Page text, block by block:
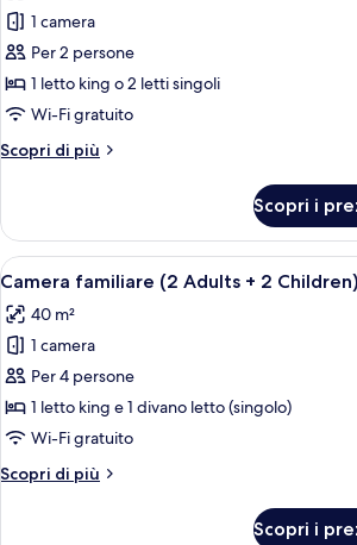
Bed
Ad
+
Ch)
foto
per
Camera
familiare
1 camera
Per 2 persone
1 letto king o 2 letti singoli
Wi-Fi gratuito
Scopri di più
Altri
familiare
Scopri i
Apri
tutte
le
foto
per
Camera
familiare
Adults
Una
5
Camera familiare (2 Adults + 2 Children)
40 m²
1 camera
Per 4 persone
1 letto king e 1 divano letto (singolo)
Wi-Fi gratuito
Scopri di più
Altri
Scopri i